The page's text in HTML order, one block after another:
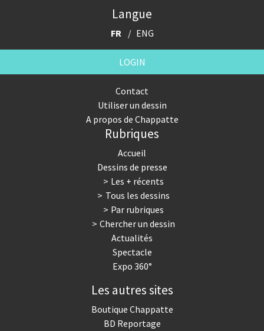
Langue
FR ENG
LOGIN
Contact
Utiliser un dessin
A propos de Chappatte
Rubriques
Accueil
Dessins de presse
Les + récents
Tous les dessins
Par rubriques
Chercher un dessin
Actualités
Spectacle
Expo 360°
Les autres sites
Boutique Chappatte
BD Reportage